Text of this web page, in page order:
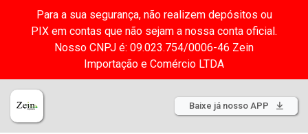
Para a sua segurança, não realizem depósitos ou
PIX em contas que não sejam a nossa conta oficial.
Nosso CNPJ é: 09.023.754/0006-46 Zein
Importação e Comércio LTDA
Baixe já nosso APP